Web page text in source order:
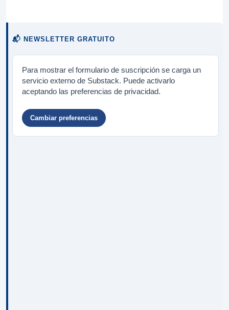
📬 NEWSLETTER GRATUITO
Para mostrar el formulario de suscripción se carga un
servicio externo de Substack. Puede activarlo
aceptando las preferencias de privacidad.
Cambiar preferencias